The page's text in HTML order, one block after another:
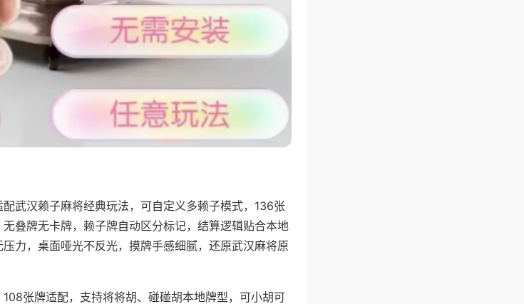
配武汉赖子麻将经典玩法，可自定义多赖子模式，136张
叠牌无卡牌，赖子牌自动区分标记，结算逻辑贴合本地
力，桌面哑光不反光，摸牌手感细腻，还原武汉麻将原
张牌适配，支持将将胡、碰碰胡本地牌型，可小胡可